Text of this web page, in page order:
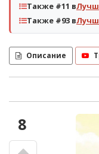
Также #11 в
Также #93 в
Описание
8